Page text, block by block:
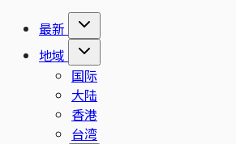
最新
地域
国际
大陆
香港
台湾